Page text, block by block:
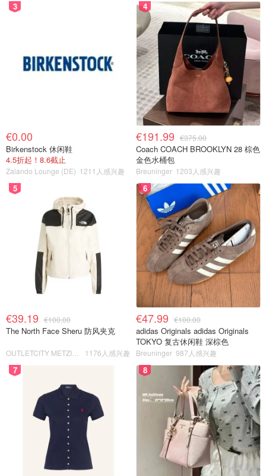
3
€0.00
Birkenstock 休闲鞋
4.5折起！8.6截止
Zalando Lounge (DE) 1211人感兴趣
4
€191.99 €375.00
Coach COACH BROOKLYN 28 棕色
金色水桶包
Breuninger 1203人感兴趣
5
€39.19 €100.00
The North Face Sheru 防风夹克
1176人感兴趣
6
€47.99 €100.00
adidas Originals adidas Originals
TOKYO 复古休闲鞋 深棕色
Breuninger 987人感兴趣
7 8